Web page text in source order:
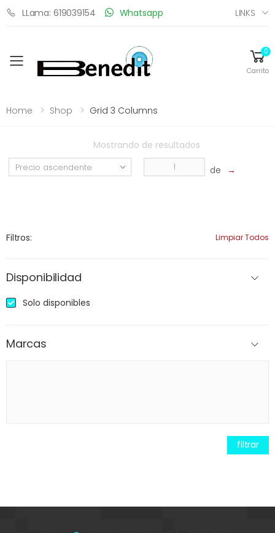
LLama: 619039154 Whatsapp LINKS
Toggle mobile menu
0
Carrito
Home Shop Grid 3 Columns
Mostrando de resultados
de →
Filtros: Limpiar Todos
Disponibilidad
Solo disponibles
Marcas
filtrar